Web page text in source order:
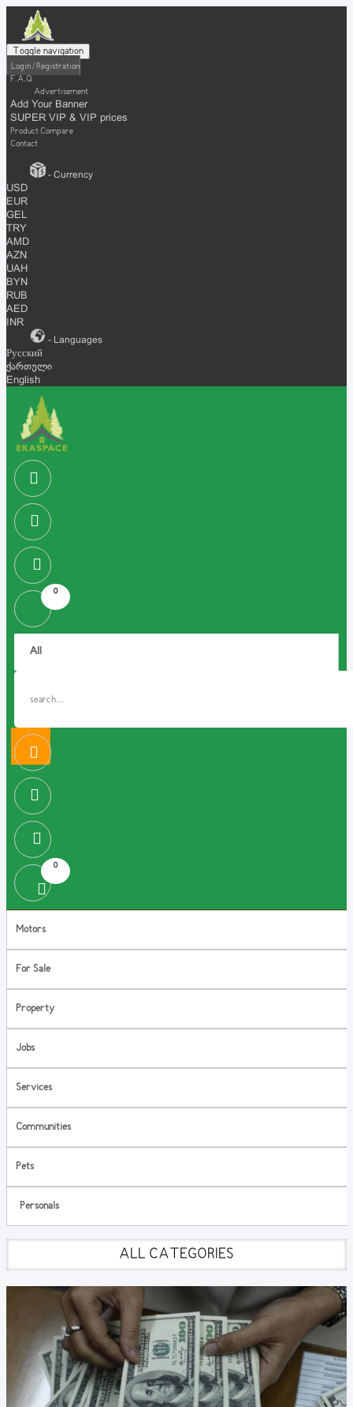
Toggle navigation
Login / Registration
F.A.Q
Advertisement
Add Your Banner
SUPER VIP & VIP prices
Product Compare
Contact
- Currency
USD
EUR
GEL
TRY
AMD
AZN
UAH
BYN
RUB
AED
INR
- Languages
Русский
ქართული
English
0
0
Motors
For Sale
Property
Jobs
Services
Communities
Pets
Personals
ALL CATEGORIES